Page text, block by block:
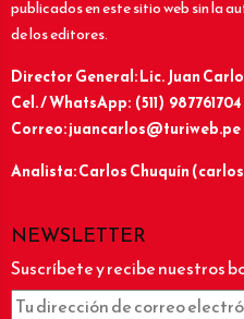
publicados en este sitio web sin la
de los editores.
Director General: Lic.Juan
Cel. / WhatsApp: (511) 987761704
Correo: juancarlos@turiweb.pe
Analista: Carlos Chuquín
NEWSLETTER
Suscríbete y recibe nuestros